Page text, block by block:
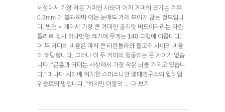
세상에서 가장 작은 거미인 사모아 이끼 거미의 크기는 겨우
0.3mm 에 불과하며 이는 눈에도 거의 보이지 않는 정도입니
다. 반면 세계에서 가장 큰 거미인 골리앗 버드이터라는 타란
툴라로 접시 하나만한 크기에 무게는 140 그램에 이릅니다.
이 두 거미의 비율은 마치 큰 타란툴라와 돌고래 사이의 비율
에 해당합니다. 그러나 이 두 거미의 행동에는 큰 차이가 없습
니다. “곤충과 거미는 세상에서 가장 작은 뇌를 가지고 있습니
다.” 파나마 시티에 위치한 스미소니안 열대연구소의 윌리엄
위슬로의 말입니다. “하지만 이들의
→ 더 보기